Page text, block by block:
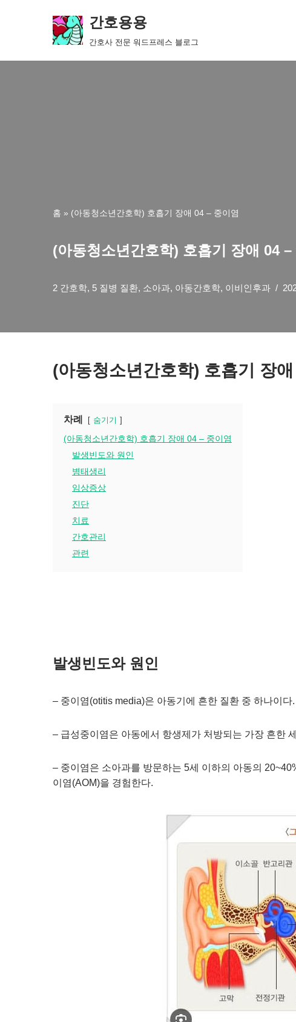
츠
간호용용
간호사 전문 워드프레스 블로그
홈 » (아동청소년간호학) 호흡기 장애 04 – 중이염
(아동청소년간호학) 호흡기 장애 04 –
2 간호학, 5 질병 질환, 소아과, 아동간호학, 이비인후과
(아동청소년간호학) 호흡기 장
차례 숨기기
(아동청소년간호학) 호흡기 장애 04 – 중이염
발생빈도와 원인
병태생리
임상증상
진단
치료
간호관리
관련
발생빈도와 원인
– 중이염(otitis media)은 아동기에 흔한 질환 중 하나이다.
– 급성중이염은 아동에서 항생제가 처방되는 가장 흔한
– 중이염은 소아과를 방문하는 5세 이하의 아동의
이염(AOM)을 경험한다.